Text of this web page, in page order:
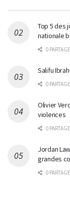
Top 5 des
nationale
0
Salifu
0
Olivier
violences
0
Jordan
grandes
0